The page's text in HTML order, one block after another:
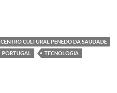
CENTRO CULTURAL PENEDO DA SAUDADE
PORTUGAL
TECNOLOGIA